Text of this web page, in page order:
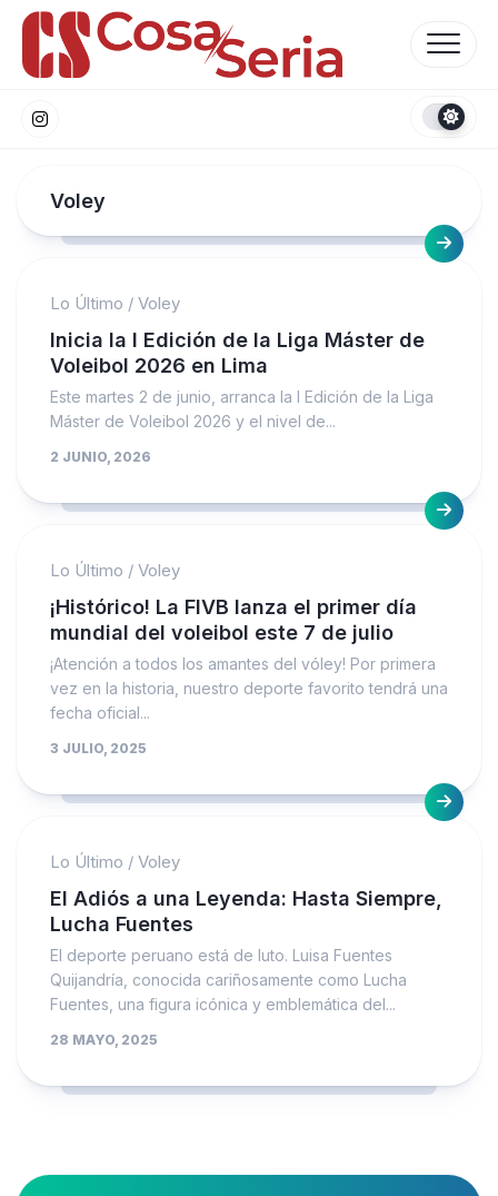
Skip
content
Voley
Lo Último / Voley
Inicia la I Edición de la Liga Máster de
Voleibol 2026 en Lima
Este martes 2 de junio, arranca la I Edición de la Liga
Máster de Voleibol 2026 y el nivel de...
2 JUNIO, 2026
Lo Último / Voley
¡Histórico! La FIVB lanza el primer día
mundial del voleibol este 7 de julio
¡Atención a todos los amantes del vóley! Por primera
vez en la historia, nuestro deporte favorito tendrá una
fecha oficial...
3 JULIO, 2025
Lo Último / Voley
El Adiós a una Leyenda: Hasta Siempre,
Lucha Fuentes
El deporte peruano está de luto. Luisa Fuentes
Quijandría, conocida cariñosamente como Lucha
Fuentes, una figura icónica y emblemática del...
28 MAYO, 2025